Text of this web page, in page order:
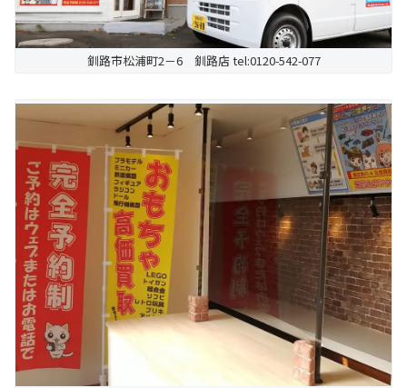
釧路市松浦町2－6 釧路店 tel:0120-542-077